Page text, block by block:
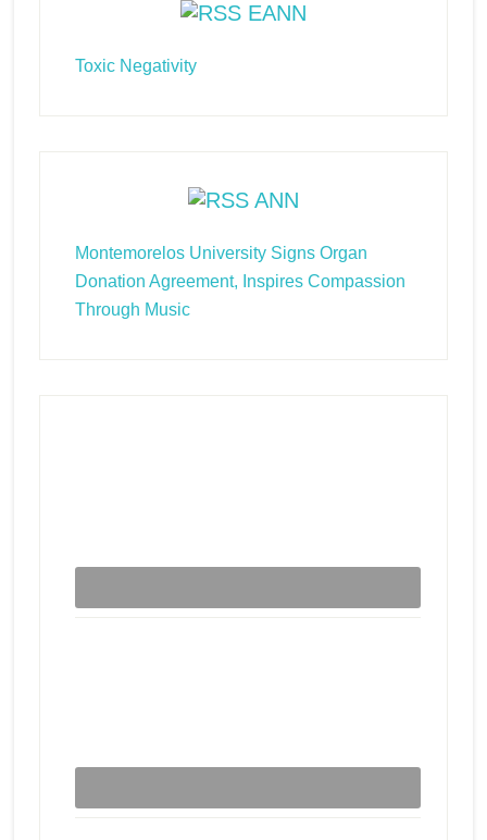
EANN
Toxic Negativity
ANN
Montemorelos University Signs Organ
Donation Agreement, Inspires Compassion
Through Music